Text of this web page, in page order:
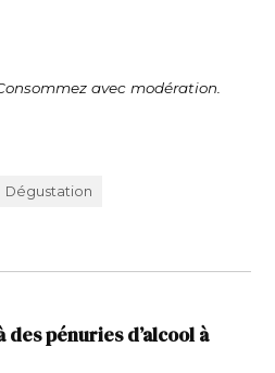
avec modération.
Dégustation
des pénuries d’alcool à